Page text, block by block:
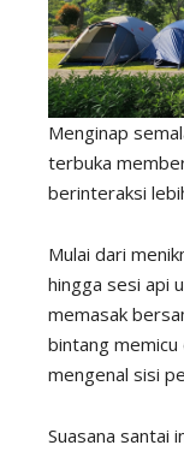
Menginap
terbuka
berinteraksi
Mulai dari
hingga sesi api
memasak
bintang
mengenal sisi
Suasana santai